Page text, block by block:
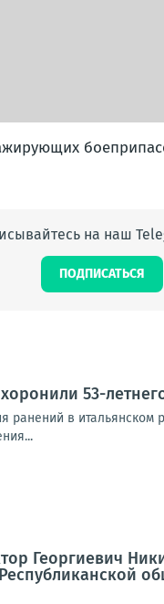
на наш
ПОДПИСАТЬСЯ
53-
ранений в
Георгиевич